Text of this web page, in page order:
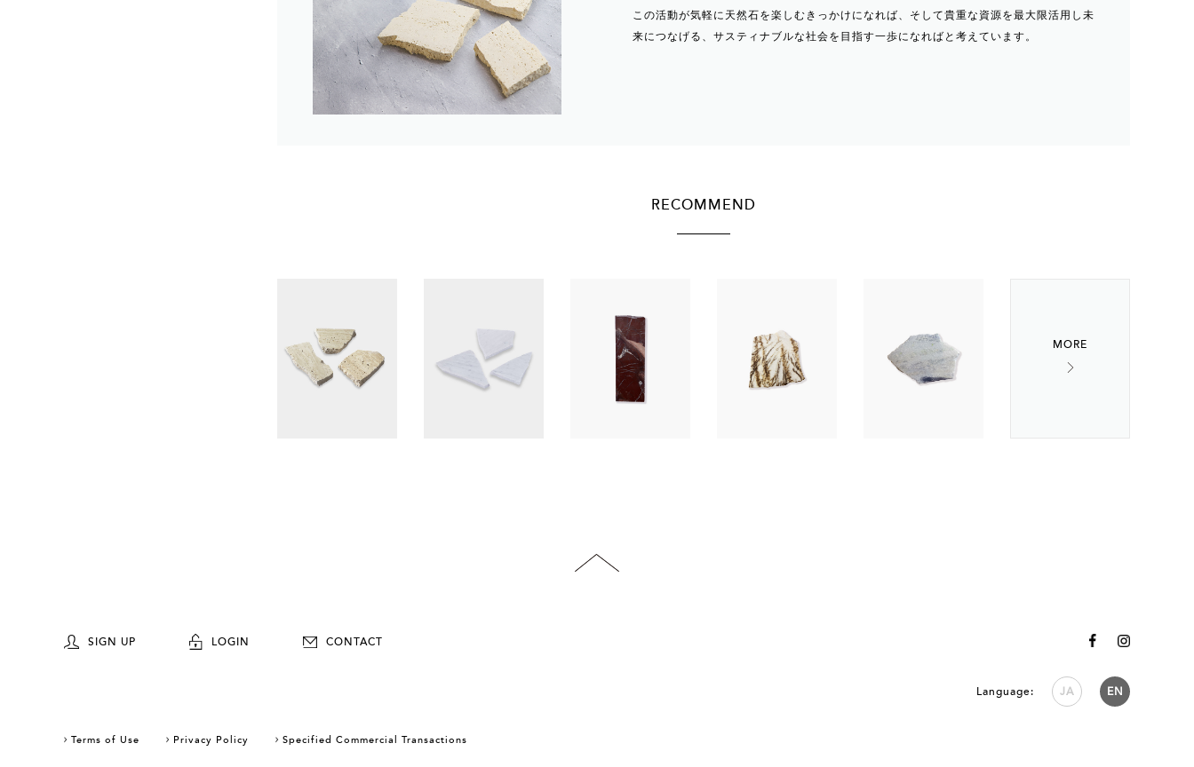
この活動が気軽に天然石を楽しむきっかけになれば、そして貴重な資源を最大限活用し未
来につなげる、サスティナブルな社会を目指す一歩になればと考えています。
RECOMMEND
SIGN UP LOGIN CONTACT
Language: JA EN
Terms of Use Privacy Policy Specified Commercial Transactions